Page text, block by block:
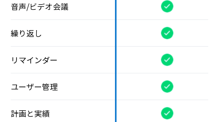
音声/ビデオ会議
繰り返し
リマインダー
ユーザー管理
計画と実績